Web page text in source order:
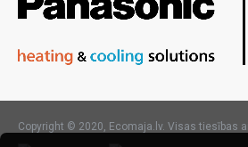
Copyright © 2020, Ecomaja.lv. Visas tiesības